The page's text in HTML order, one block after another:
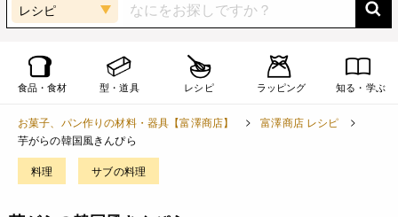
レシピ
食品・食材 型・道具 レシピ ラッピング 知る・学ぶ
お菓子、パン作りの材料・器具【富澤商店】
富澤商店 レシピ
芋がらの韓国風きんぴら
料理 サブの料理